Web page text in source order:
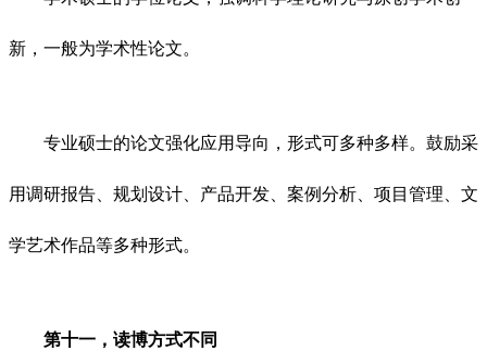
新，一般为学术性论文。
专业硕士的论文强化应用导向，形式可多种多样。鼓励采
用调研报告、规划设计、产品开发、案例分析、项目管理、文
学艺术作品等多种形式。
第十一，读博方式不同